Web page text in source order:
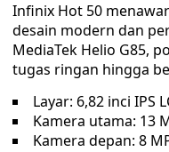
Infinix Hot 50
desain modern dan
MediaTek Helio G85,
tugas ringan hingga
Layar: 6,82 inci IPS
Kamera utama: 13
Kamera depan: 8